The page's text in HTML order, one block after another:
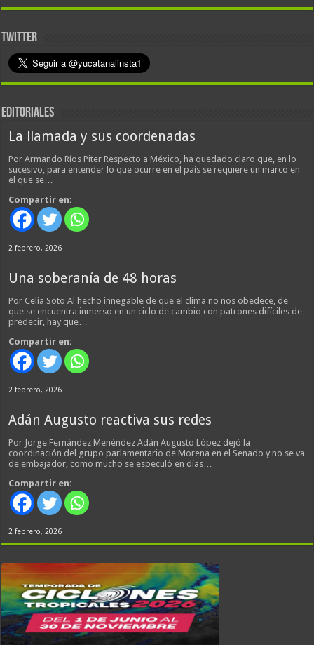
TWITTER
EDITORIALES
La llamada y sus coordenadas
Por Armando Ríos Piter Respecto a México, ha quedado claro que, en lo
sucesivo, para entender lo que ocurre en el país se requiere un marco en
el que se…
Compartir en:
2 febrero, 2026
Una soberanía de 48 horas
Por Celia Soto Al hecho innegable de que el clima no nos obedece, de
que se encuentra inmerso en un ciclo de cambio con patrones difíciles de
predecir, hay que…
Compartir en:
2 febrero, 2026
Adán Augusto reactiva sus redes
Por Jorge Fernández Menéndez Adán Augusto López dejó la
coordinación del grupo parlamentario de Morena en el Senado y no se va
de embajador, como mucho se especuló en días…
Compartir en:
2 febrero, 2026